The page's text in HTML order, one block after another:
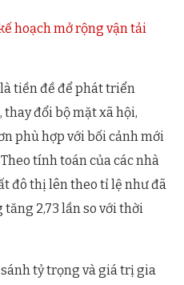
hoạch mở rộng vận tải
tiền đề để phát triển
đổi bộ mặt xã hội,
phù hợp với bối cảnh mới
tính toán của các nhà
đô thị lên theo tỉ lệ như đã
tăng 2,73 lần so với thời
sánh tỷ trọng và giá trị gia